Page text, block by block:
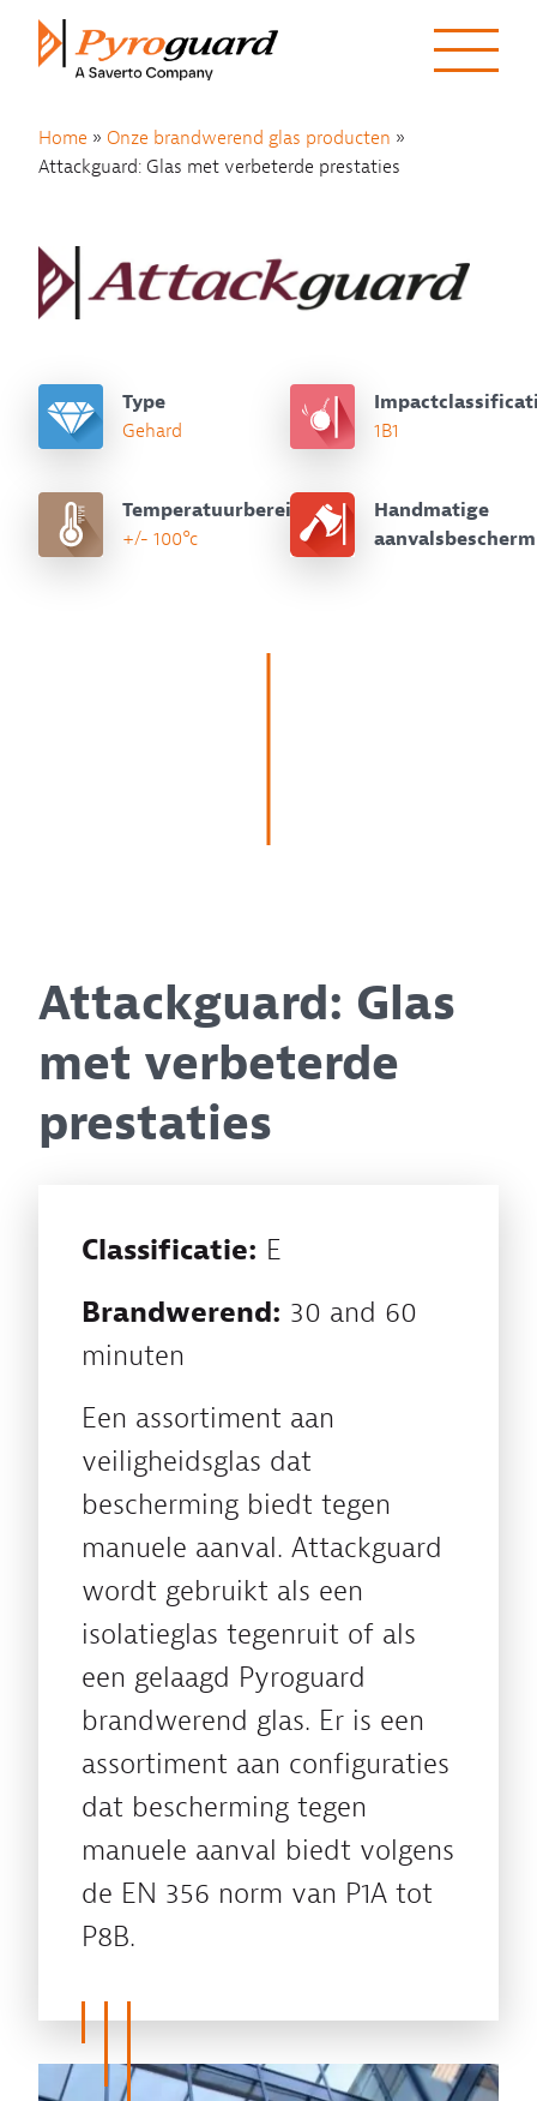
Skip to content
Home » Onze brandwerend glas producten »
Attackguard: Glas met verbeterde prestaties
Type
Gehard
1B1
Temperatuurbereik
+/- 100°c
Handmatige
Attackguard: Glas
met verbeterde
prestaties
Classificatie: E
Brandwerend: 30 and 60
minuten
Een assortiment aan
veiligheidsglas dat
bescherming biedt tegen
manuele aanval. Attackguard
wordt gebruikt als een
isolatieglas tegenruit of als
een gelaagd Pyroguard
brandwerend glas. Er is een
assortiment aan configuraties
dat bescherming tegen
manuele aanval biedt volgens
de EN 356 norm van P1A tot
P8B.